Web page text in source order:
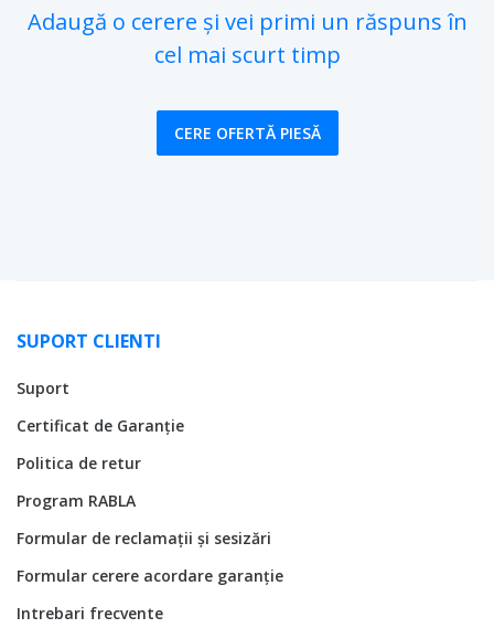
Adaugă o cerere și vei primi un răspuns în
cel mai scurt timp
CERE OFERTĂ PIESĂ
SUPORT CLIENTI
Suport
Certificat de Garanție
Politica de retur
Program RABLA
Formular de reclamații și sesizări
Formular cerere acordare garanție
Intrebari frecvente